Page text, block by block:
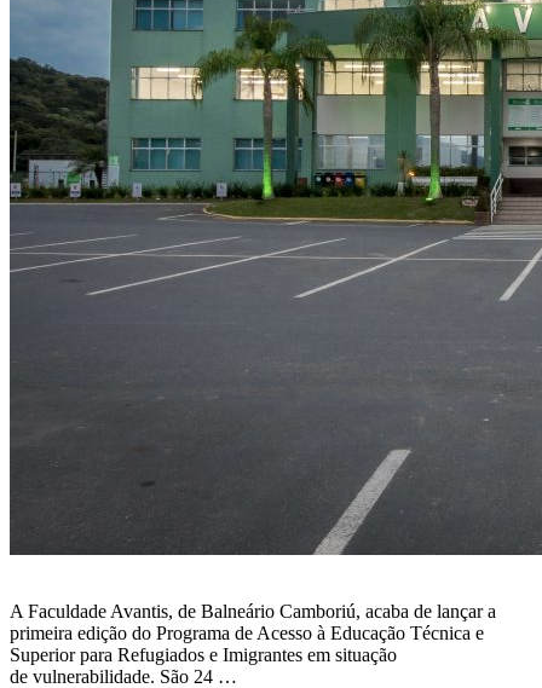
A Faculdade Avantis, de Balneário Camboriú, acaba de lançar a
primeira edição do Programa de Acesso à Educação Técnica e
Superior para Refugiados e Imigrantes em situação
de vulnerabilidade. São 24 …